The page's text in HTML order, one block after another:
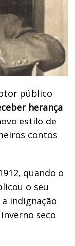
público
herança
estilo de
contos
quando o
o seu
indignação
seco